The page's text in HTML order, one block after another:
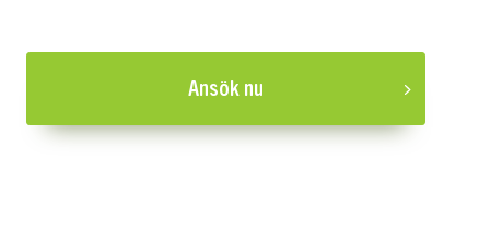
Ansök nu